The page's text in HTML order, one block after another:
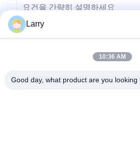
Larry
10:36 AM
Good day, what product are you looking